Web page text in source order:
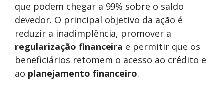
que podem chegar a 99% sobre o saldo
devedor. O principal objetivo da ação é
reduzir a inadimplência, promover a
regularização financeira e permitir que os
beneficiários retomem o acesso ao crédito e
ao planejamento financeiro.